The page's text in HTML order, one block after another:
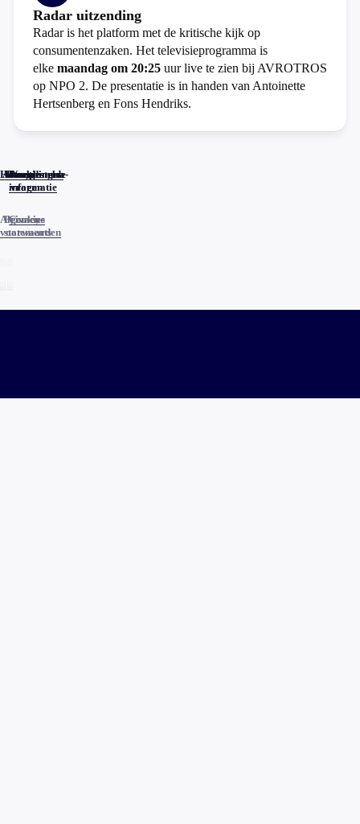
Radar uitzending
Radar is het platform met de kritische kijk op
consumentenzaken. Het televisieprogramma is
elke maandag om 20:25 uur live te zien bij AVROTROS
op NPO 2. De presentatie is in handen van Antoinette
Hertsenberg en Fons Hendriks.
Home
Actueel
Uitzendingen
Reacties
Programma-
informatie
Veelgestelde
vragen
Algemene
voorwaarden
Privacy
statements
Cookies